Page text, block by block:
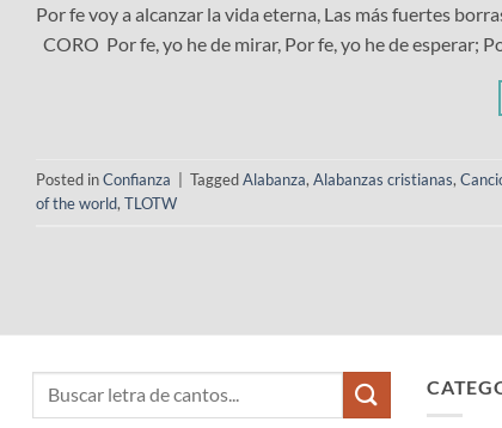
Por fe voy a alcanzar la vida eterna, Las más fuertes
CORO Por fe, yo he de mirar, Por fe, yo he de esperar;
Posted inConfianza TaggedAlabanza, Alabanzas cristianas,
of the world, TLOTW